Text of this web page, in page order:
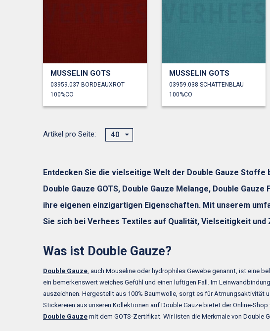
MUSSELIN GOTS
03959.037 BORDEAUXROT
100%CO
MUSSELIN GOTS
03959.038 SCHATTENBLAU
100%CO
Artikel pro Seite: 40
Entdecken Sie die vielseitige Welt der Double Gauze
Double Gauze GOTS, Double Gauze Melange, Double
ihre eigenen einzigartigen Eigenschaften. Mit unserem
Sie sich bei Verhees Textiles auf Qualität, Vielseitigkeit
Was ist Double Gauze?
Double Gauze, auch Mouseline oder hydrophiles Gewebe genannt, ist eine
ein bemerkenswert weiches Gefühl und einen luftigen Fall. Im
auszeichnen. Hergestellt aus 100% Baumwolle, sorgt es für Atmungsaktivität
Stickereien aus unseren Kollektionen auf Double Gauze bietet der Online-
Double Gauze mit dem GOTS-Zertifikat. Wir listen die Merkmale von Double